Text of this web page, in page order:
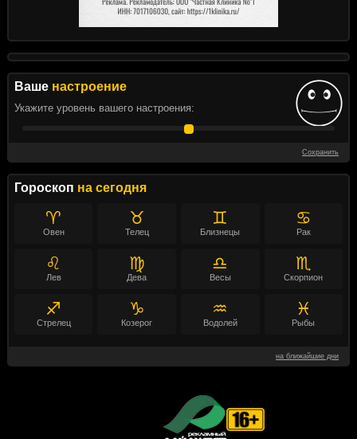
Ваше настроение
Укажите уровень вашего настроения:
Сохранить
Гороскоп на сегодня
♈
Овен
♉
Телец
♊
Близнецы
♋
Рак
♌
Лев
♍
Дева
♎
Весы
♏
Скорпион
♐
Стрелец
♑
Козерог
♒
Водолей
♓
Рыбы
на ближайшие дни